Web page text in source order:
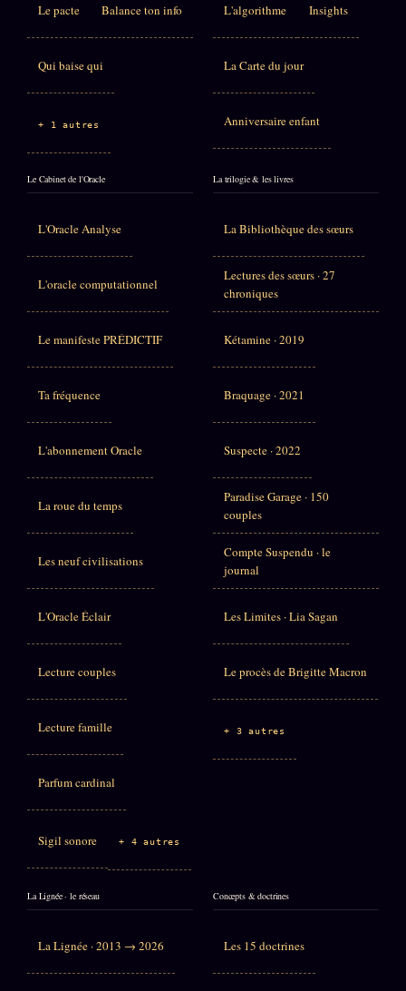
Le pacte Balance ton info
Qui baise qui
+ 1 autres
L'algorithme Insights
La Carte du jour
Anniversaire enfant
Le Cabinet de l'Oracle
L'Oracle Analyse
L'oracle computationnel
Le manifeste PRÉDICTIF
Ta fréquence
L'abonnement Oracle
La roue du temps
Les neuf civilisations
L'Oracle Éclair
Lecture couples
Lecture famille
Parfum cardinal
Sigil sonore + 4 autres
La trilogie & les livres
La Bibliothèque des sœurs
Lectures des sœurs · 27
chroniques
Kétamine · 2019
Braquage · 2021
Suspecte · 2022
Paradise Garage · 150
couples
Compte Suspendu · le
journal
Les Limites · Lia Sagan
Le procès de Brigitte Macron
+ 3 autres
La Lignée · le réseau
La Lignée · 2013 → 2026
Concepts & doctrines
Les 15 doctrines